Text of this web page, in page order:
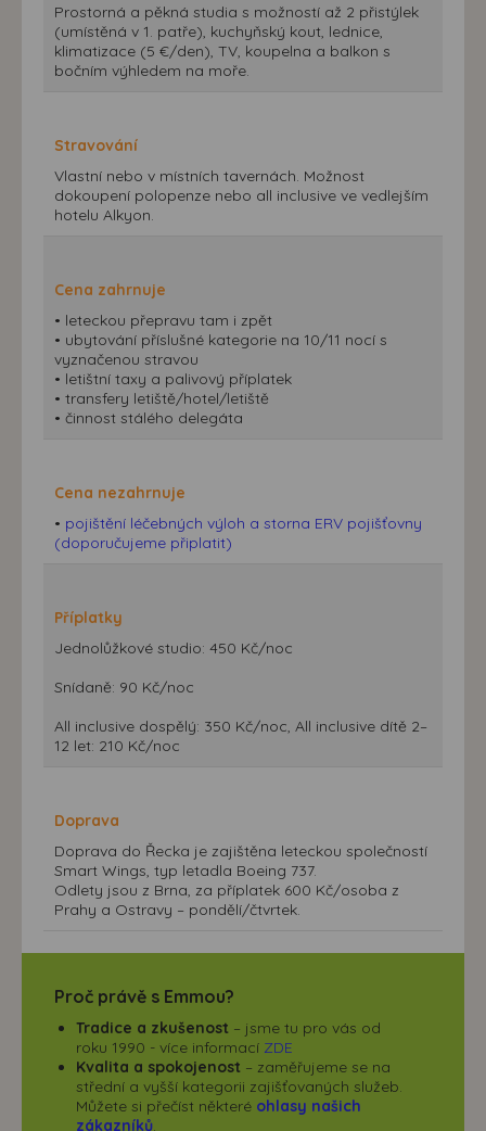
Prostorná a pěkná studia s možností až 2 přistýlek
(umístěná v 1. patře), kuchyňský kout, lednice,
klimatizace (5 €/den), TV, koupelna a balkon s
bočním výhledem na moře.
Stravování
Vlastní nebo v místních tavernách. Možnost
dokoupení polopenze nebo all inclusive ve vedlejším
hotelu Alkyon.
Cena zahrnuje
• leteckou přepravu tam i zpět
• ubytování příslušné kategorie na 10/11 nocí s
vyznačenou stravou
• letištní taxy a palivový příplatek
• transfery letiště/hotel/letiště
• činnost stálého delegáta
Cena nezahrnuje
• pojištění léčebných výloh a storna ERV pojišťovny
(doporučujeme připlatit)
Příplatky
Jednolůžkové studio: 450 Kč/noc
Snídaně: 90 Kč/noc
All inclusive dospělý: 350 Kč/noc, All inclusive dítě 2–
12 let: 210 Kč/noc
Doprava
Doprava do Řecka je zajištěna leteckou společností
Smart Wings, typ letadla Boeing 737.
Odlety jsou z Brna, za příplatek 600 Kč/osoba z
Prahy a Ostravy – pondělí/čtvrtek.
Proč právě s Emmou?
Tradice a zkušenost – jsme tu pro vás od
roku 1990 - více informací ZDE
Kvalita a spokojenost – zaměřujeme se na
střední a vyšší kategorii zajišťovaných služeb.
Můžete si přečíst některé ohlasy našich
zákazníků.